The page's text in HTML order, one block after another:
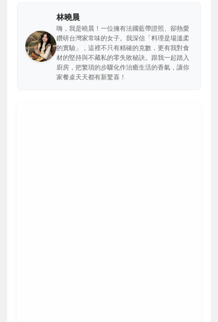
林曉晨
嗨，我是曉晨！一位擁有法國藍帶證照、卻熱愛
鑽研台灣家常味的女子。我深信「料理是場溫柔
的實驗」，這裡不只有精確的克數，更有我對食
材的堅持與不藏私的零失敗秘訣。跟我一起踏入
廚房，把繁瑣的步驟化作治癒生活的香氣，讓你
家餐桌天天都有新驚喜！